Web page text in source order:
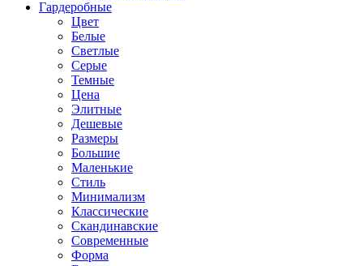
Гардеробные
Цвет
Белые
Светлые
Серые
Темные
Цена
Элитные
Дешевые
Размеры
Большие
Маленькие
Стиль
Минимализм
Классические
Скандинавские
Современные
Форма